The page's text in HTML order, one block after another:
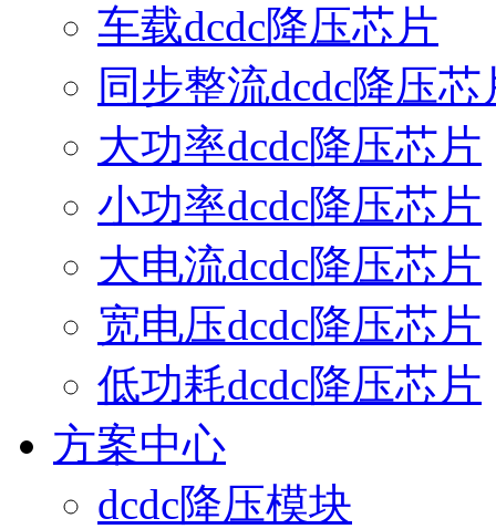
车载dcdc降压芯片
同步整流dcdc降压芯
大功率dcdc降压芯片
小功率dcdc降压芯片
大电流dcdc降压芯片
宽电压dcdc降压芯片
低功耗dcdc降压芯片
方案中心
dcdc降压模块